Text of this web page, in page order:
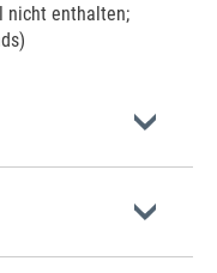
nicht enthalten;